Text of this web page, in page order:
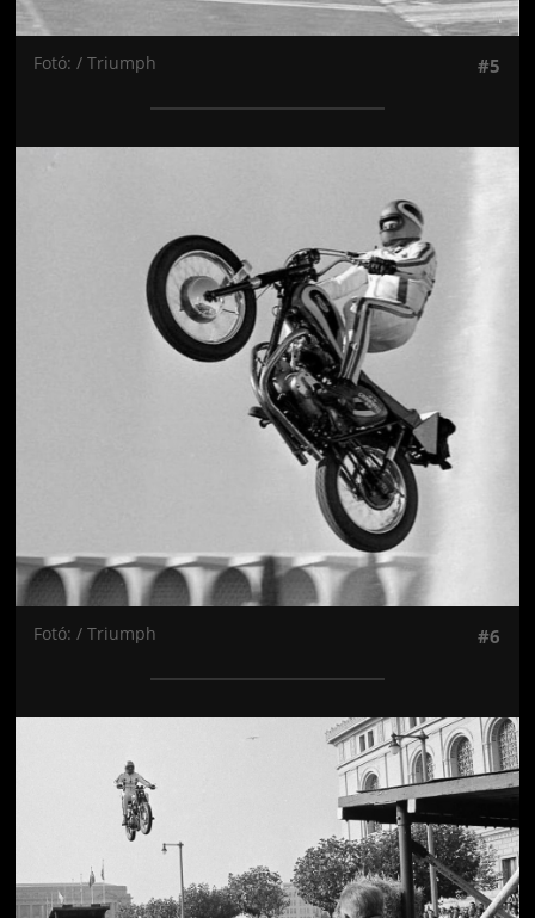
Fotó: / Triumph #5
Fotó: / Triumph #6
Jön még kép!